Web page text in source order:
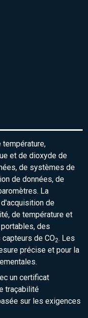
température,
et de dioxyde de
de systèmes de
de données, de
La
de
de température et
des
de CO2. Les
précise et pour la
un certificat
traçabilité
sur les exigences